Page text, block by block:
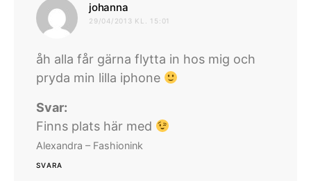
johanna
29/04/2013 KL. 15:01
åh alla får gärna flytta in hos mig och
pryda min lilla iphone
Svar:
Finns plats här med
Alexandra – Fashionink
SVARA